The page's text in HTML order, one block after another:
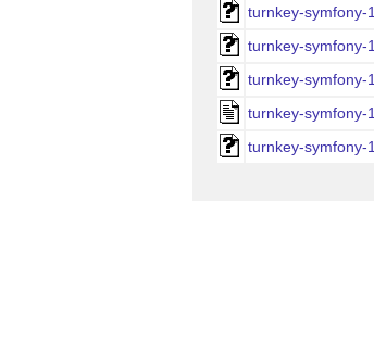
turnkey-symfony-
turnkey-symfony-
turnkey-symfony-
turnkey-symfony-
turnkey-symfony-